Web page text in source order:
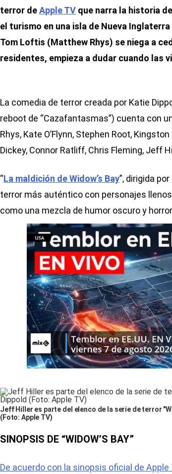
terror deApple TV que narra la historia
el turismo en una isla de Nueva
Tom Loftis (Matthew Rhys) se niega a
residentes, empieza a dudar cuando las
La comedia de terror creada por Katie
reboot de “Cazafantasmas”) cuenta con
Rhys, Kate O’Flynn, Stephen Root,
Dickey, Connor Ratliff, Chris Fleming, Jeff
“La maldición de Widow’s Bay”, dirigida
terror más auténtico con personajes
como una mezcla de humor oscuro y
Jeff Hiller es parte del elenco de la serie de terror
(Foto: Apple TV)
SINOPSIS DE “WIDOW’S BAY”
De acuerdo con la sinopsis oficial de Apple